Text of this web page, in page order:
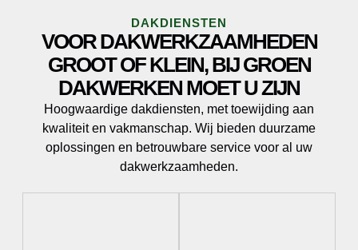
DAKDIENSTEN
VOOR DAKWERKZAAMHEDEN
GROOT OF KLEIN, BIJ GROEN
DAKWERKEN MOET U ZIJN
Hoogwaardige dakdiensten, met toewijding aan
kwaliteit en vakmanschap. Wij bieden duurzame
oplossingen en betrouwbare service voor al uw
dakwerkzaamheden.